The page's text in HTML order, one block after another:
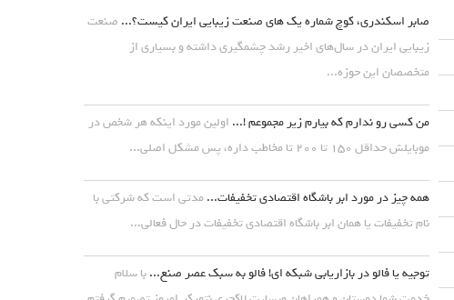
صابر اسکندری، کوچ شماره یک های صنعت زیبایی ایران کیست؟... صنعت
زیبایی ایران در سال‌های اخیر رشد چشمگیری داشته و بسیاری از
متخصصان این حوزه...
من کسی رو ندارم که بیارم زیر مجموعم !... اولین مورد اینکه هر شخص در
موبایلش حداقل ۱۵۰ تا ۲۰۰ تا مخاطب داره، پس مشکل اصلی...
همه چیز در مورد ابر باشگاه اقتصادی تخفیفات...مدتی است که شرکتی با
نام تخفیفات یا همان ابر باشگاه اقتصادی تخفیفات در حال فعالی...
توجیه یا فالو در بازاریابی شبکه ای! فالو به سبک عصر صنع...با سلام